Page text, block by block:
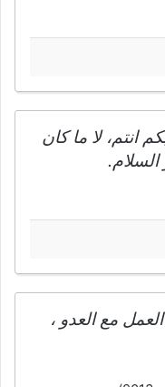
انتم، لا ما كان
مع العدو ،